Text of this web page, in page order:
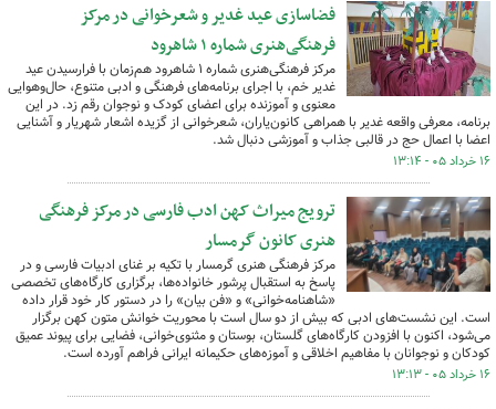
فضاسازی عید غدیر و شعرخوانی در مرکز
فرهنگی‌هنری شماره ۱ شاهرود
مرکز فرهنگی‌هنری شماره ۱ شاهرود هم‌زمان با فرارسیدن عید
غدیر خم، با اجرای برنامه‌های فرهنگی و ادبی متنوع، حال‌وهوایی
معنوی و آموزنده برای اعضای کودک و نوجوان رقم زد. در این
برنامه، معرفی واقعه غدیر با همراهی کانون‌یاران، شعرخوانی از گزیده اشعار شهریار و آشنایی
اعضا با اعمال حج در قالبی جذاب و آموزشی دنبال شد.
۱۶ خرداد ۰۵ - ۱۳:۱۴
ترویج میراث کهن ادب فارسی در مرکز فرهنگی
هنری کانون گرمسار
مرکز فرهنگی هنری گرمسار با تکیه بر غنای ادبیات فارسی و در
پاسخ به استقبال پرشور خانواده‌ها، برگزاری کارگاه‌های تخصصی
«شاهنامه‌خوانی» و «فن بیان» را در دستور کار خود قرار داده
است. این نشست‌های ادبی که بیش از دو سال است با محوریت خوانش متون کهن برگزار
می‌شود، اکنون با افزودن کارگاه‌های گلستان، بوستان و مثنوی‌خوانی، فضایی برای پیوند عمیق
کودکان و نوجوانان با مفاهیم اخلاقی و آموزه‌های حکیمانه ایرانی فراهم آورده است.
۱۶ خرداد ۰۵ - ۱۳:۱۳